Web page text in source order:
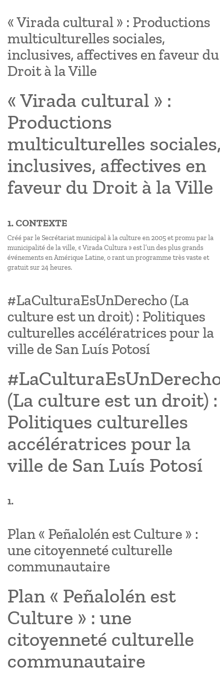
« Virada cultural » : Productions
multiculturelles sociales,
inclusives, affectives en faveur du
Droit à la Ville
« Virada cultural » :
Productions
multiculturelles
inclusives, affectives en
faveur du Droit à la Ville
1. CONTEXTE
Créé par le Secrétariat municipal à la culture en 2005 et promu par la
municipalité de la ville, « Virada Cultura » est l’un des plus grands
événements en Amérique Latine, o rant un programme très vaste et
gratuit sur 24 heures.
#LaCulturaEsUnDerecho (La
culture est un droit) : Politiques
culturelles accélératrices pour la
ville de San Luís Potosí
(La culture est un droit) :
Politiques culturelles
accélératrices pour la
ville de San Luís Potosí
1.
Plan « Peñalolén est Culture » :
une citoyenneté culturelle
communautaire
Plan « Peñalolén est
Culture » : une
citoyenneté culturelle
communautaire